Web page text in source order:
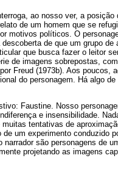
ao nosso ver, a posição
de um homem que se
motivos políticos. O
de que um grupo de
que busca fazer o leitor
de imagens sobrepostas,
por Freud (1973b). Aos poucos,
do personagem. Há algo
Faustine. Nosso
e insensibilidade.
tentativas de
um experimento conduzido
são personagens de
projetando as imagens